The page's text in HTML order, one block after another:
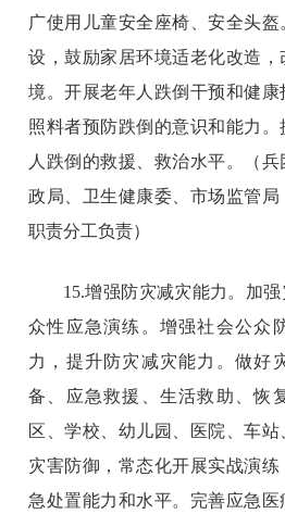
广使用儿童安全座椅、安全头
设，鼓励家居环境适老化改造
境。开展老年人跌倒干预和健
照料者预防跌倒的意识和能力
人跌倒的救援、救治水平。（
政局、卫生健康委、市场监管
职责分工负责）
15.增强防灾减灾能力。加
众性应急演练。增强社会公众
力，提升防灾减灾能力。做好
备、应急救援、生活救助、恢
区、学校、幼儿园、医院、车
灾害防御，常态化开展实战演
急处置能力和水平。完善应急